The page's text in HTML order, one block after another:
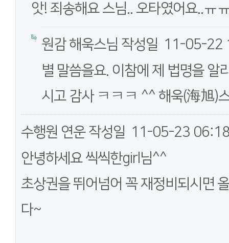
앗! 죄송해요 스님.. 오타였어요..ㅠ
원감 해욱스님 작성일 11-05-22
별 말씀을요. 이참에 제 법명을 알
시고 감사 ㅋㅋㅋ ^^ 해욱(海旭)
수행원 연운작성일 11-05-23
안녕하세요 씩씩한girl님^^
초상권을 뛰어넘어 꼭 재정비되시면
다~